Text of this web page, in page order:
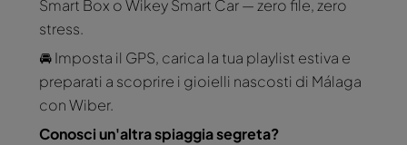
Smart Box o Wikey Smart Car — zero file, zero
stress.
🚘 Imposta il GPS, carica la tua playlist estiva e
preparati a scoprire i gioielli nascosti di Málaga
con Wiber.
Conosci un'altra spiaggia segreta?